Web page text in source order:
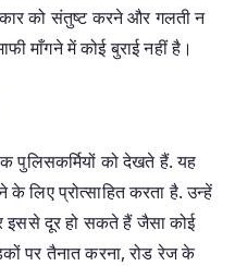
को संतुष्ट करने और गलती न
माँगने में कोई बुराई नहीं है।
पुलिसकर्मियों को देखते हैं. यह
के लिए प्रोत्साहित करता है. उन्हें
दूर हो सकते हैं जैसा कोई
पर तैनात करना, रोड रेज के